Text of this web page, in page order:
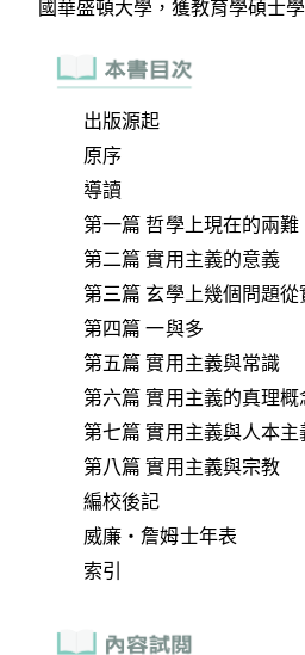
出版源起
原序
導讀
第一篇 哲學上現在的兩難
第二篇 實用主義的意義
第三篇 玄學上幾個問題
第四篇 一與多
第五篇 實用主義與常識
第六篇 實用主義的真理概
第七篇 實用主義與人本主
第八篇 實用主義與宗教
編校後記
威廉‧詹姆士年表
索引